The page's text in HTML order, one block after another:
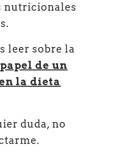
nutricionales
leer sobre la
de un
la dieta
duda, no